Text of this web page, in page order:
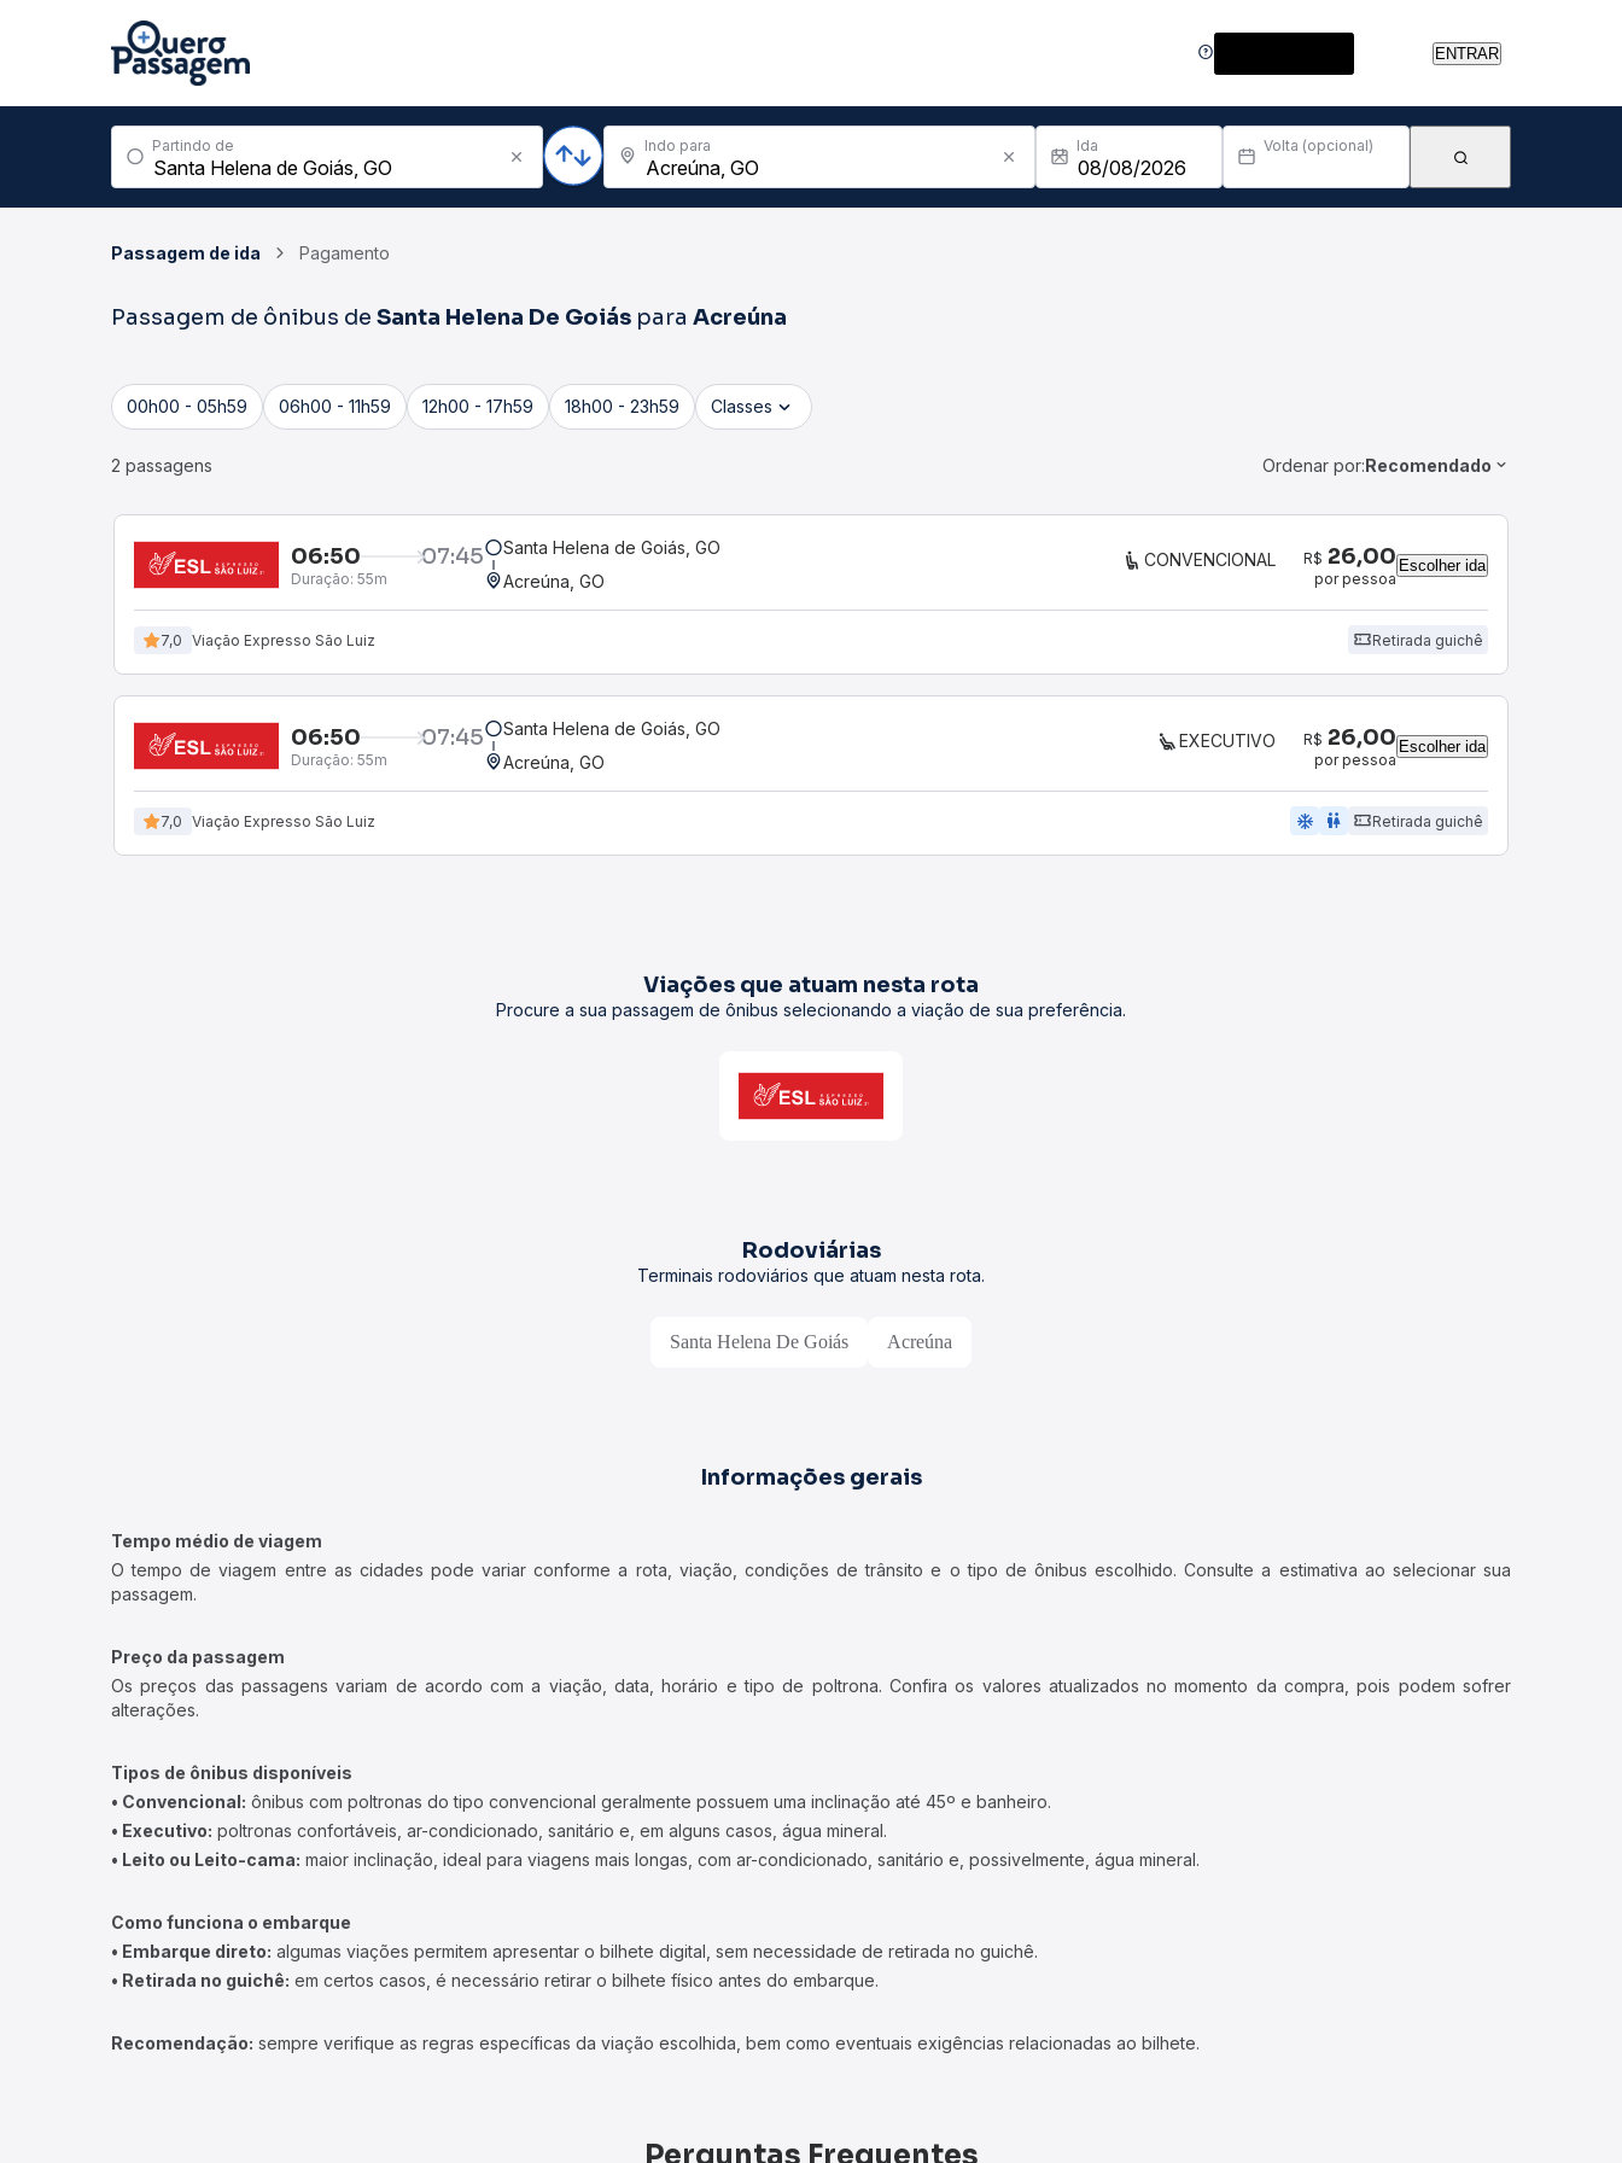
ENTRAR
Partindo de Indo para Ida Volta (opcional)
Passagem de ida Pagamento
Passagem de ônibus de Santa Helena De Goiás para Acreúna
00h00 - 05h59 06h00 - 11h59 12h00 - 17h59 18h00 - 23h59 Classes
2 passagens Ordenar por:Recomendado
06:50 07:45
Duração: 55m
Santa Helena de Goiás, GO
Acreúna, GO
CONVENCIONAL R$ 26,00
por pessoa
Escolher ida
7,0 Viação Expresso São Luiz Retirada guichê
06:50 07:45
Duração: 55m
Santa Helena de Goiás, GO
Acreúna, GO
EXECUTIVO R$ 26,00
por pessoa
Escolher ida
7,0 Viação Expresso São Luiz ac_unit wc Retirada guichê
Viações que atuam nesta rota
Procure a sua passagem de ônibus selecionando a viação de sua preferência.
Rodoviárias
Terminais rodoviários que atuam nesta rota.
Santa Helena De Goiás Acreúna
Informações gerais
Tempo médio de viagem
O tempo de viagem entre as cidades pode variar conforme a rota, viação, condições de trânsito e o tipo de ônibus escolhido. Consulte a estimativa ao selecionar sua
passagem.
Preço da passagem
Os preços das passagens variam de acordo com a viação, data, horário e tipo de poltrona. Confira os valores atualizados no momento da compra, pois podem sofrer
alterações.
Tipos de ônibus disponíveis
• Convencional: ônibus com poltronas do tipo convencional geralmente possuem uma inclinação até 45º e banheiro.
• Executivo: poltronas confortáveis, ar-condicionado, sanitário e, em alguns casos, água mineral.
• Leito ou Leito-cama: maior inclinação, ideal para viagens mais longas, com ar-condicionado, sanitário e, possivelmente, água mineral.
Como funciona o embarque
• Embarque direto: algumas viações permitem apresentar o bilhete digital, sem necessidade de retirada no guichê.
• Retirada no guichê: em certos casos, é necessário retirar o bilhete físico antes do embarque.
Recomendação: sempre verifique as regras específicas da viação escolhida, bem como eventuais exigências relacionadas ao bilhete.
Perguntas Frequentes